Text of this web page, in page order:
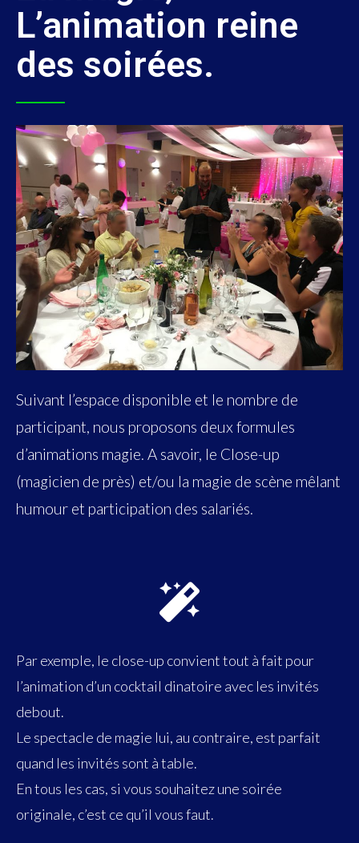
L’animation reine
des soirées.
Suivant l’espace disponible et le nombre de
participant, nous proposons deux formules
d’animations magie. A savoir, le Close-up
(magicien de près) et/ou la magie de scène mêlant
humour et participation des salariés.
Par exemple, le close-up convient tout à fait pour
l’animation d’un cocktail dinatoire avec les invités
debout.
Le spectacle de magie lui, au contraire, est parfait
quand les invités sont à table.
En tous les cas, si vous souhaitez une soirée
originale, c’est ce qu’il vous faut.